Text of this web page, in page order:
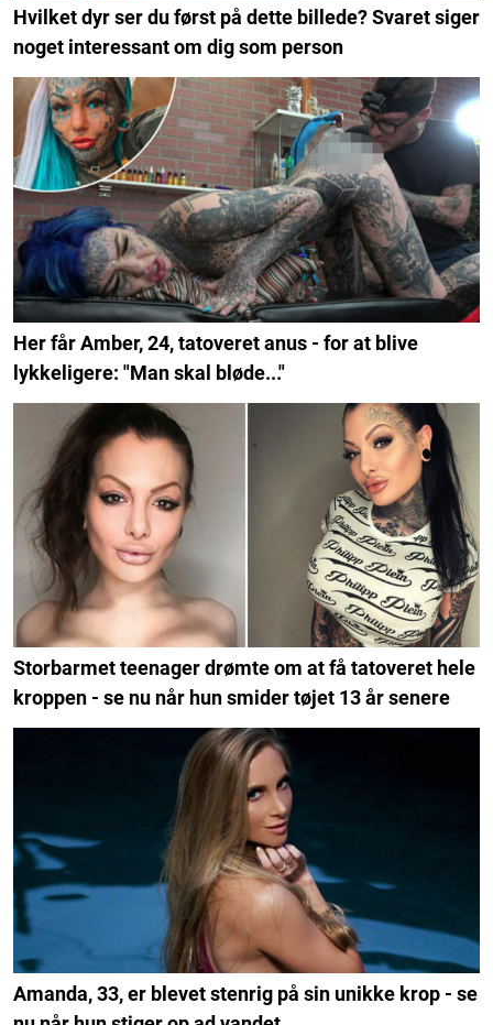
Hvilket dyr ser du først på dette billede? Svaret siger
noget interessant om dig som person
Her får Amber, 24, tatoveret anus - for at blive
lykkeligere: "Man skal bløde..."
Storbarmet teenager drømte om at få tatoveret hele
kroppen - se nu når hun smider tøjet 13 år senere
Amanda, 33, er blevet stenrig på sin unikke krop - se